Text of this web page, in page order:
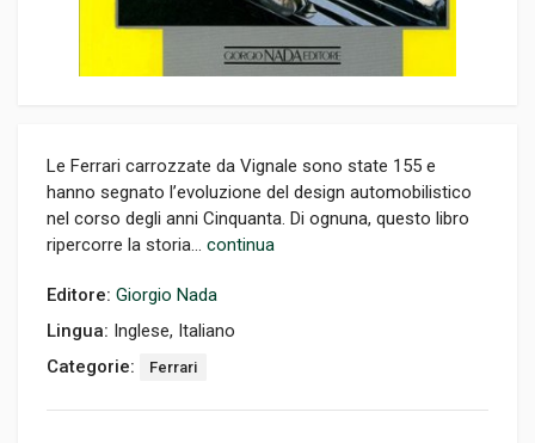
Le Ferrari carrozzate da Vignale sono state 155 e
hanno segnato l’evoluzione del design automobilistico
nel corso degli anni Cinquanta. Di ognuna, questo libro
ripercorre la storia... continua
Editore: Giorgio Nada
Lingua: Inglese, Italiano
Categorie:
Ferrari